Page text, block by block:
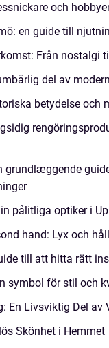
och
en guide till
Från nostalgi
del av
betydelse och
grundlæggende
pålitliga optiker i
hand: Lyx och
till att hitta rätt
symbol för stil och
En Livsviktig Del av
Skönhet i Hemmet